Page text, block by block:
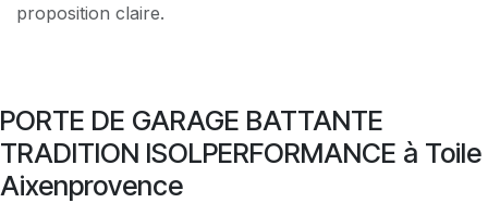
proposition claire.
PORTE DE GARAGE BATTANTE
TRADITION ISOLPERFORMANCE à Toile
Aixenprovence